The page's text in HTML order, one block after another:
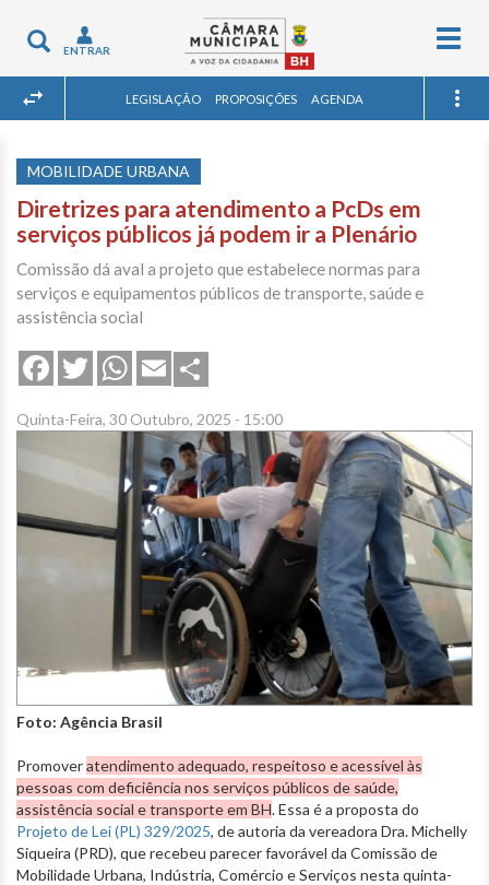
Toggle
navigation
ENTRAR
LEGISLAÇÃO PROPOSIÇÕES AGENDA
MOBILIDADE URBANA
Diretrizes para atendimento a PcDs em
serviços públicos já podem ir a Plenário
Comissão dá aval a projeto que estabelece normas para
serviços e equipamentos públicos de transporte, saúde e
assistência social
FacebookTwitterWhatsApp
Email
Quinta-Feira, 30 Outubro, 2025 - 15:00
Foto: Agência Brasil
Promoveratendimento adequado, respeitoso e acessível às
pessoas com deficiência nos serviços públicos de saúde,
assistência social e transporte em BH. Essa é a proposta do
Projeto de Lei (PL) 329/2025, de autoria da vereadora Dra. Michelly
Siqueira (PRD), que recebeu parecer favorável da Comissão de
Mobilidade Urbana, Indústria, Comércio e Serviços nesta quinta-